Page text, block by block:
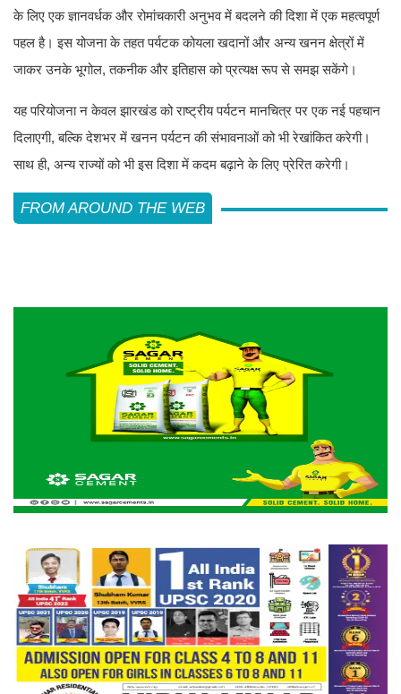
के लिए एक ज्ञानवर्धक और रोमांचकारी अनुभव में बदलने की दिशा में एक महत्वपूर्ण
पहल है। इस योजना के तहत पर्यटक कोयला खदानों और अन्य खनन क्षेत्रों में
जाकर उनके भूगोल, तकनीक और इतिहास को प्रत्यक्ष रूप से समझ सकेंगे।
यह परियोजना न केवल झारखंड को राष्ट्रीय पर्यटन मानचित्र पर एक नई पहचान
दिलाएगी, बल्कि देशभर में खनन पर्यटन की संभावनाओं को भी रेखांकित करेगी।
साथ ही, अन्य राज्यों को भी इस दिशा में कदम बढ़ाने के लिए प्रेरित करेगी।
FROM AROUND THE WEB